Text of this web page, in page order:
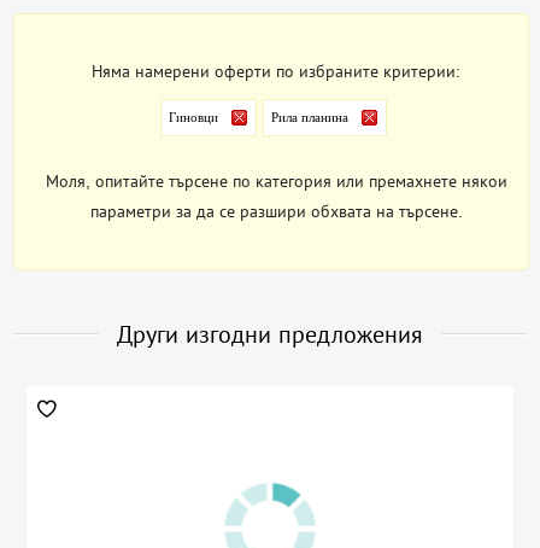
Няма намерени оферти по избраните критерии:
Гиновци Рила планина
Моля, опитайте търсене по категория или премахнете някои
параметри за да се разшири обхвата на търсене.
Други изгодни предложения